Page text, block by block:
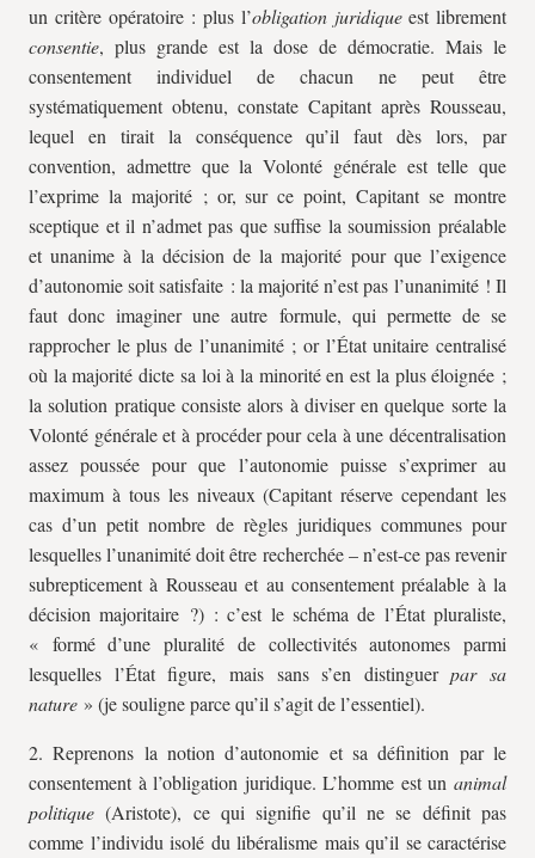
un critère opératoire : plus l’obligation juridiqueest librement
consentie, plus grande est la dose de démocratie. Mais le
consentement individuel de chacun ne peut être
systématiquement obtenu, constate Capitant après Rousseau,
lequel en tirait la conséquence qu’il faut dès lors, par
convention, admettre que la Volonté générale est telle que
l’exprime la majorité ; or, sur ce point, Capitant se montre
sceptique et il n’admet pas que suffise la soumission préalable
et unanime à la décision de la majorité pour que l’exigence
d’autonomie soit satisfaite : la majorité n’est pas l’unanimité ! Il
faut donc imaginer une autre formule, qui permette de se
rapprocher le plus de l’unanimité ; or l’État unitaire centralisé
où la majorité dicte sa loi à la minorité en est la plus éloignée ;
la solution pratique consiste alors à diviser en quelque sorte la
Volonté générale et à procéder pour cela à une décentralisation
assez poussée pour que l’autonomie puisse s’exprimer au
maximum à tous les niveaux (Capitant réserve cependant les
cas d’un petit nombre de règles juridiques communes pour
lesquelles l’unanimité doit être recherchée – n’est-ce pas revenir
subrepticement à Rousseau et au consentement préalable à la
décision majoritaire ?) : c’est le schéma de l’État pluraliste,
« formé d’une pluralité de collectivités autonomes parmi
lesquelles l’État figure, mais sans s’en distinguerpar sa
nature » (je souligne parce qu’il s’agit de l’essentiel).
2. Reprenons la notion d’autonomie et sa définition par le
consentement à l’obligation juridique. L’homme est un animal
politique (Aristote), ce qui signifie qu’il ne se définit pas
comme l’individu isolé du libéralisme mais qu’il se caractérise